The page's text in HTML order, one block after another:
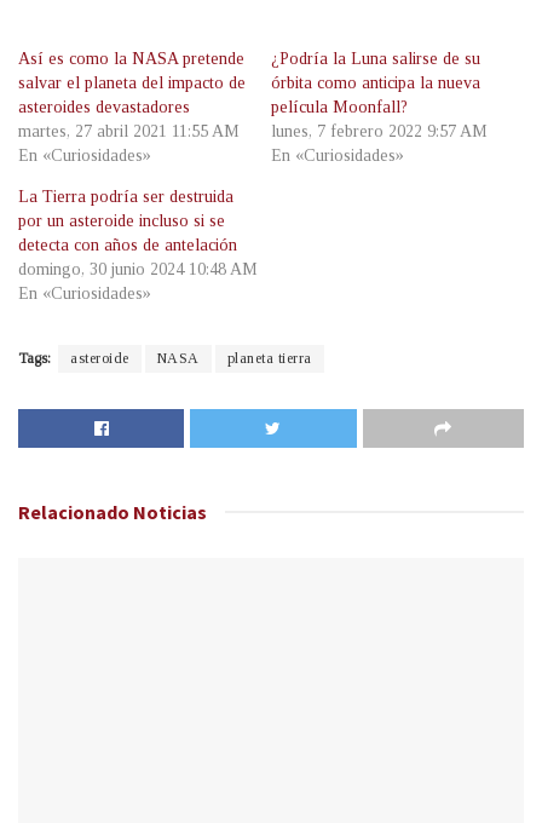
Así es como la NASA pretende
salvar el planeta del impacto de
asteroides devastadores
martes, 27 abril 2021 11:55 AM
En «Curiosidades»
¿Podría la Luna salirse de su
órbita como anticipa la nueva
película Moonfall?
lunes, 7 febrero 2022 9:57 AM
En «Curiosidades»
La Tierra podría ser destruida
por un asteroide incluso si se
detecta con años de antelación
domingo, 30 junio 2024 10:48 AM
En «Curiosidades»
Tags: asteroide NASA planeta tierra
Relacionado Noticias